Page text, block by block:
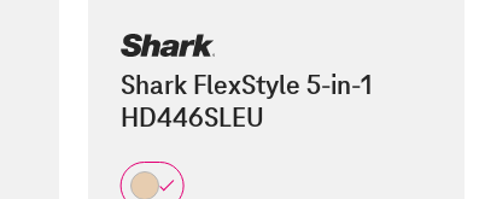
Shark FlexStyle 5-in-1
HD446SLEU